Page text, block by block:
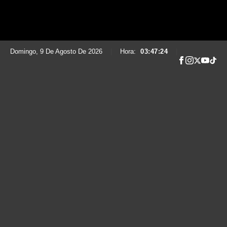
Domingo, 9 De Agosto De 2026 Hora: 03:47:25